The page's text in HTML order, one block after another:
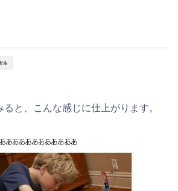
と、こんな感じに仕上がります。